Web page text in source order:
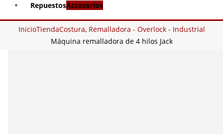
RepuestosAccesorios
InicioTiendaCostura, Remalladora - Overlock - Industrial
Máquina remalladora de 4 hilos Jack